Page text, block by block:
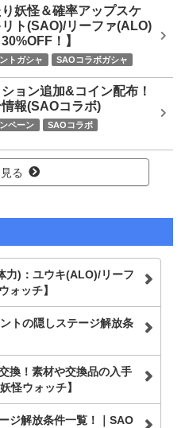
妖怪＆確率アップスケ
ト(SAO)/リーファ(ALO)
！】
トガシャ SAOコラボガシャ
ョン追加&コイン配布！
情報(SAOコラボ)
ペーン SAOコラボ
る
力)：ユウキ(ALO)/リーフ
ォッチ】
トの隠しステージ解放条
換！素材や交換品の入手
怪ウォッチ】
ジ解放条件一覧！｜SAO